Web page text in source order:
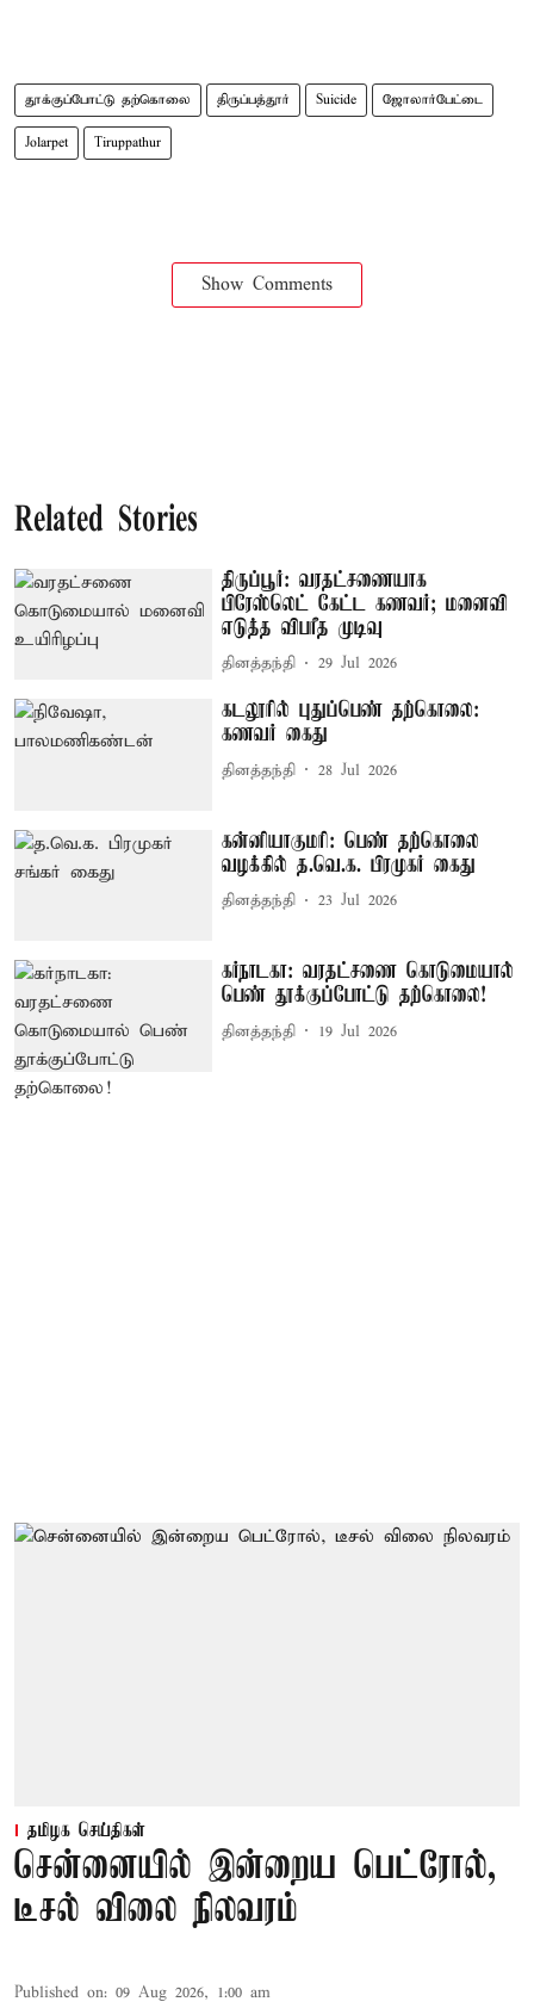
தூக்குப்போட்டு தற்கொலை திருப்பத்தூர் Suicide ஜோலார்பேட்டை
Jolarpet Tiruppathur
Show Comments
Related Stories
திருப்பூர்: வரதட்சணையாக
பிரேஸ்லெட் கேட்ட கணவர்; மனைவி
எடுத்த விபரீத முடிவு
தினத்தந்தி 29 Jul 2026
கடலூரில் புதுப்பெண் தற்கொலை:
கணவர் கைது
தினத்தந்தி 28 Jul 2026
கன்னியாகுமரி: பெண் தற்கொலை
வழக்கில் த.வெ.க. பிரமுகர் கைது
தினத்தந்தி 23 Jul 2026
கர்நாடகா: வரதட்சணை கொடுமையால்
பெண் தூக்குப்போட்டு தற்கொலை!
தினத்தந்தி 19 Jul 2026
தமிழக செய்திகள்
சென்னையில் இன்றைய பெட்ரோல்,
டீசல் விலை நிலவரம்
Published on: 09 Aug 2026, 1:00 am